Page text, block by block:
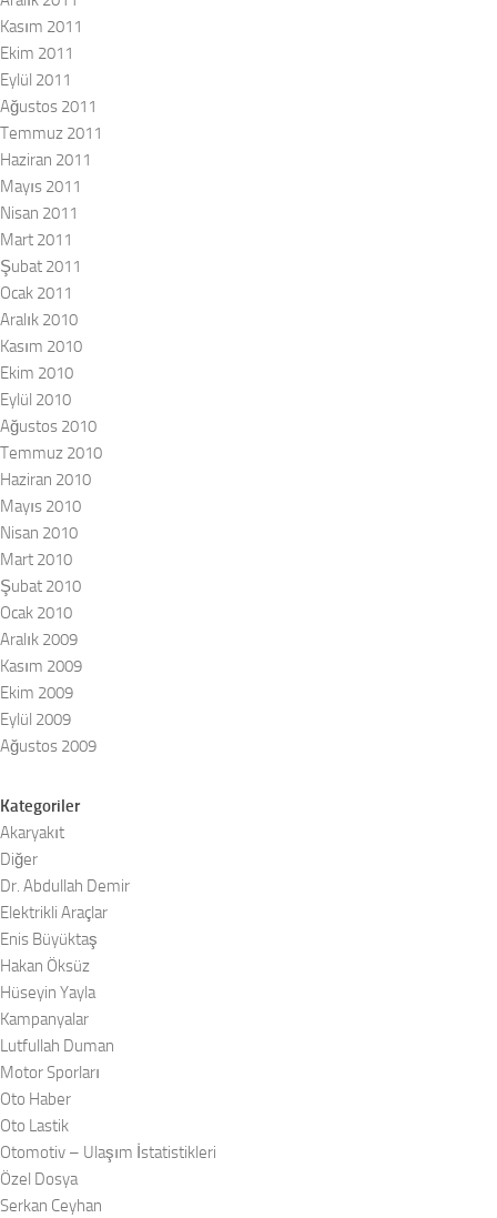
Kasım 2011
Ekim 2011
Eylül 2011
Ağustos 2011
Temmuz 2011
Haziran 2011
Mayıs 2011
Nisan 2011
Mart 2011
Şubat 2011
Ocak 2011
Aralık 2010
Kasım 2010
Ekim 2010
Eylül 2010
Ağustos 2010
Temmuz 2010
Haziran 2010
Mayıs 2010
Nisan 2010
Mart 2010
Şubat 2010
Ocak 2010
Aralık 2009
Kasım 2009
Ekim 2009
Eylül 2009
Ağustos 2009
Kategoriler
Akaryakıt
Diğer
Dr. Abdullah Demir
Elektrikli Araçlar
Enis Büyüktaş
Hakan Öksüz
Hüseyin Yayla
Kampanyalar
Lutfullah Duman
Motor Sporları
Oto Haber
Oto Lastik
Otomotiv – Ulaşım İstatistikleri
Özel Dosya
Serkan Ceyhan